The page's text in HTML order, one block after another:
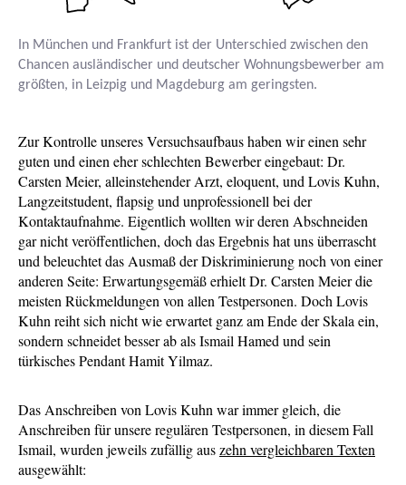
In München und Frankfurt ist der Unterschied zwischen den
Chancen ausländischer und deutscher Wohnungsbewerber am
größten, in Leizpig und Magdeburg am geringsten.
Zur Kontrolle unseres Versuchsaufbaus haben wir einen sehr
guten und einen eher schlechten Bewerber eingebaut: Dr.
Carsten Meier, alleinstehender Arzt, eloquent, und Lovis Kuhn,
Langzeitstudent, flapsig und unprofessionell bei der
Kontaktaufnahme. Eigentlich wollten wir deren Abschneiden
gar nicht veröffentlichen, doch das Ergebnis hat uns überrascht
und beleuchtet das Ausmaß der Diskriminierung noch von einer
anderen Seite: Erwartungsgemäß erhielt Dr. Carsten Meier die
meisten Rückmeldungen von allen Testpersonen. Doch Lovis
Kuhn reiht sich nicht wie erwartet ganz am Ende der Skala ein,
sondern schneidet besser ab als Ismail Hamed und sein
türkisches Pendant Hamit Yilmaz.
Das Anschreiben von Lovis Kuhn war immer gleich, die
Anschreiben für unsere regulären Testpersonen, in diesem Fall
Ismail, wurden jeweils zufällig auszehn vergleichbaren Texten
ausgewählt: